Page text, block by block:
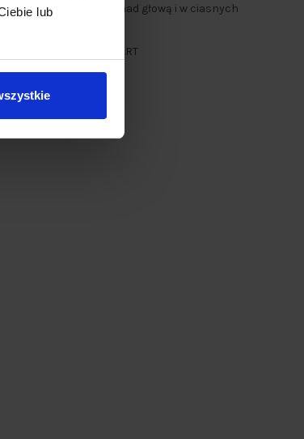
lub
ułatwia długą pracę nad głową i w ciasnych
narzędzi NAC SMART